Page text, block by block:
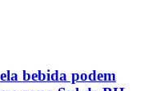
bebida podem